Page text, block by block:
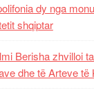
dy nga
shqiptar
Berisha zhvilloi
dhe të Arteve të